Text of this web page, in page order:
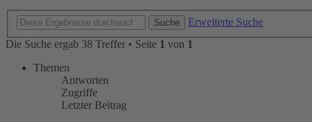
Suche
Erweiterte Suche
Die Suche ergab 38 Treffer • Seite 1 von 1
Themen
Antworten
Zugriffe
Letzter Beitrag